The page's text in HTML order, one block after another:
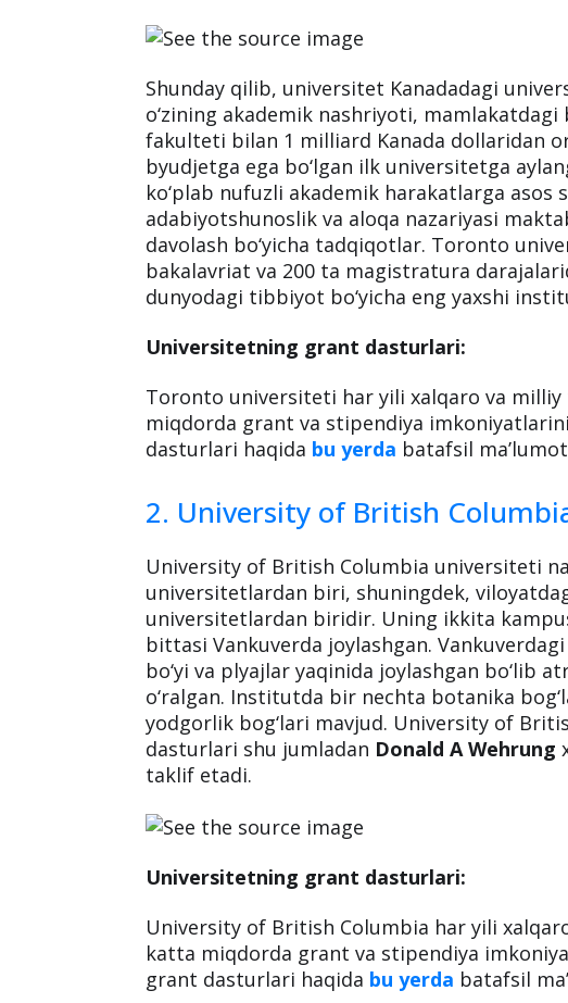
Shunday qilib, universitet Kanadadagi
o‘zining akademik nashriyoti,
fakulteti bilan 1 milliard Kanada dollaridan
byudjetga ega bo‘lgan ilk universitetga
ko‘plab nufuzli akademik harakatlarga
adabiyotshunoslik va aloqa nazariyasi
davolash bo‘yicha tadqiqotlar. Toronto
bakalavriat va 200 ta magistratura
dunyodagi tibbiyot bo‘yicha eng yaxshi
Universitetning grant dasturlari:
Toronto universiteti har yili xalqaro va
miqdorda grant va stipendiya
dasturlari haqida bu yerda batafsil
2. University of British
University of British Columbia universiteti
universitetlardan biri, shuningdek,
universitetlardan biridir. Uning ikkita
bittasi Vankuverda joylashgan.
bo‘yi va plyajlar yaqinida joylashgan bo‘lib
o‘ralgan. Institutda bir nechta botanika
yodgorlik bog‘lari mavjud. University of
dasturlari shu jumladan Donald A Wehrung
taklif etadi.
Universitetning grant dasturlari:
University of British Columbia har yili
katta miqdorda grant va stipendiya
grant dasturlari haqida bu yerda batafsil